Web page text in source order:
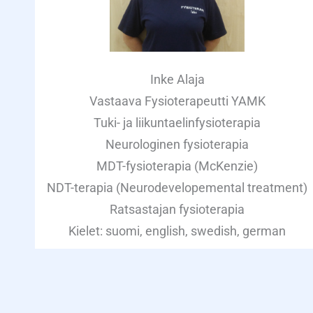
Inke Alaja
Vastaava Fysioterapeutti YAMK
Tuki- ja liikuntaelinfysioterapia
Neurologinen fysioterapia
MDT-fysioterapia (McKenzie)
NDT-terapia (Neurodevelopemental treatment)
Ratsastajan fysioterapia
Kielet: suomi, english, swedish, german